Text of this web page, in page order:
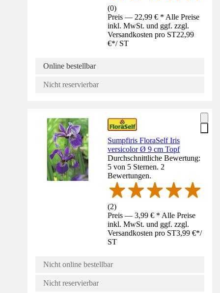
(0)
Preis — 22,99 € * Alle Preise
inkl. MwSt. und ggf. zzgl.
Versandkosten pro ST22,99
€*/ ST
Online bestellbar
Nicht reservierbar
Sumpfiris FloraSelf Iris
versicolor Ø 9 cm Topf
Durchschnittliche Bewertung:
5 von 5 Sternen. 2
Bewertungen.
(2)
Preis — 3,99 € * Alle Preise
inkl. MwSt. und ggf. zzgl.
Versandkosten pro ST3,99 €*/
ST
Nicht online bestellbar
Nicht reservierbar